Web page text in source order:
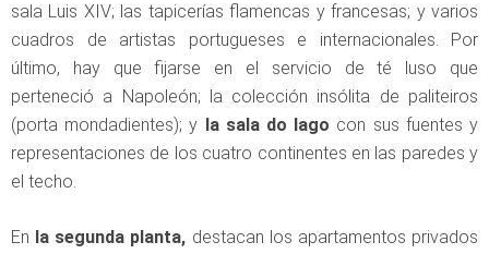
sala Luis XIV; las tapicerías flamencas y francesas; y varios
cuadros de artistas portugueses e internacionales. Por
último, hay que fijarse en el servicio de té luso que
perteneció a Napoleón; la colección insólita de paliteiros
(porta mondadientes); y
la sala do lago con sus fuentes y
representaciones de los cuatro continentes en las paredes y
el techo.
En la segunda planta, destacan los apartamentos privados